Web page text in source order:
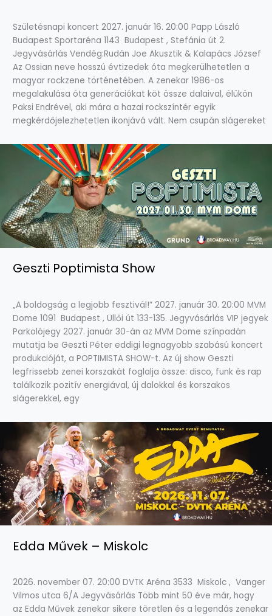
Születésnapi koncert 2027. január 16. 20:00 Papp László
Budapest Sportaréna 1143 Budapest , Stefánia út 2.
Jegyvásárlás Vendég:Rudán Joe Akusztik & Kalapács József
Az Ossian neve hosszú évtizedek óta megkerülhetetlen a
magyar rockzene történetében. A zenekar 1986-os
megalakulása óta generációkat köt össze dalaival, élükön
Paksi Endrével, aki mára a hazai rockszíntér egyik
megkérdőjelezhetetlen ikonjává vált. Nem csupán slágereket
Geszti Poptimista Show
„A boldogság a legjobb fesztivál!” 2027. január 30. 20:00 MVM
Dome 1091 Budapest , Üllői út 133-135. Jegyvásárlás VIP jegyek
Parkolójegy 2027. január 30-án az MVM Dome színpadán
mutatja be Geszti Péter eddigi legnagyobb szabású koncert
produkcióját, a POPTIMISTA SHOW-t. Az új show Geszti
legfrissebb zenei korszakát foglalja össze: disco, funk és rap
találkozik pozitív energiával, új dalokkal és korszakos
slágerekkel, egy
Edda Művek – Miskolc
2026. november 07. 20:00 DVTK Aréna 3533 Miskolc , Vanger
Vilmos utca 6/A Jegyvásárlás Több mint 50 éve már, hogy
az Edda Művek zenekar sikere töretlen és a legendás zenekar